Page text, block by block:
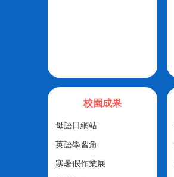
校園成果
母語日網站
英語學習角
寒暑假作業展